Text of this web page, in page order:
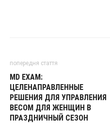
попередня стаття
MD EXAM:
ЦЕЛЕНАПРАВЛЕННЫЕ
РЕШЕНИЯ ДЛЯ УПРАВЛЕНИЯ
ВЕСОМ ДЛЯ ЖЕНЩИН В
ПРАЗДНИЧНЫЙ СЕЗОН